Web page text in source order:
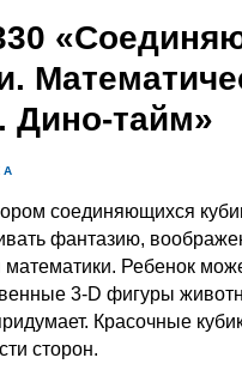
Дино-тайм»
соединяющихся
фантазию,
математики. Ребенок
3-D фигуры
Красочные
сторон.